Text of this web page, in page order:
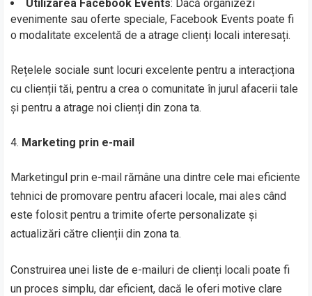
Utilizarea Facebook Events: Dacă organizezi
evenimente sau oferte speciale, Facebook Events poate fi
o modalitate excelentă de a atrage clienți locali interesați.
Rețelele sociale sunt locuri excelente pentru a interacționa
cu clienții tăi, pentru a crea o comunitate în jurul afacerii tale
și pentru a atrage noi clienți din zona ta.
Marketing prin e-mail
Marketingul prin e-mail rămâne una dintre cele mai eficiente
tehnici de promovare pentru afaceri locale, mai ales când
este folosit pentru a trimite oferte personalizate și
actualizări către clienții din zona ta.
Construirea unei liste de e-mailuri de clienți locali poate fi
un proces simplu, dar eficient, dacă le oferi motive clare